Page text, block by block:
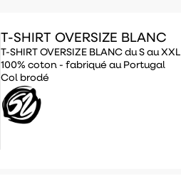
T-SHIRT OVERSIZE BLANC
T-SHIRT OVERSIZE BLANC du S au XXL
100% coton - fabriqué au Portugal
Col brodé